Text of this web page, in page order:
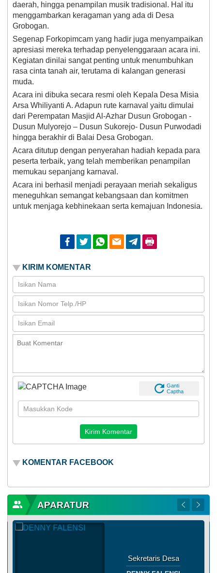
daerah, hingga penampilan musik tradisional. Hal itu
menggambarkan keragaman yang ada di Desa
Grobogan.
Segenap Forkopimcam yang hadir juga menyampaikan
apresiasi mereka terhadap penyelenggaraan acara ini.
Kegiatan dinilai sangat penting untuk menumbuhkan
rasa cinta tanah air, terutama di kalangan generasi
muda.
Acara ini dibuka secara resmi oleh Kepala Desa Misia
Arsa Whiliyanti A. Adapun rute karnaval yaitu dimulai
dari Perempatan Masjid Al-Azhar Dusun Grobogan -
Dusun Mulyorejo – Dusun Sukorejo- Dusun Purwodadi
hingga berakhir di Balai Desa Grobogan.
Acara ditutup dengan penyerahan hadiah kepada para
peserta terbaik, yang telah memberikan penampilan
memukau sepanjang karnaval.
Acara ini berhasil menjadi perayaan meriah sekaligus
meneguhkan semangat kebangsaan dan komitmen
untuk menjaga kebhinekaan serta kemajuan Indonesia.
Facebook
Twitter Whatsapp
Email Telegram
KIRIM KOMENTAR
Ganti
Captha
KOMENTAR FACEBOOK
APARATUR
Kaur Tata Usaha dan
Umum